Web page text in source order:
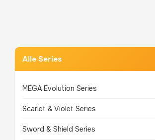
Alle Series
MEGA Evolution Series
Scarlet & Violet Series
Sword & Shield Series